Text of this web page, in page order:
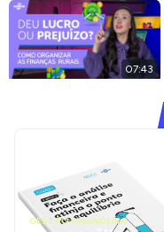
07:43
GESTÃO FINANCEIRA